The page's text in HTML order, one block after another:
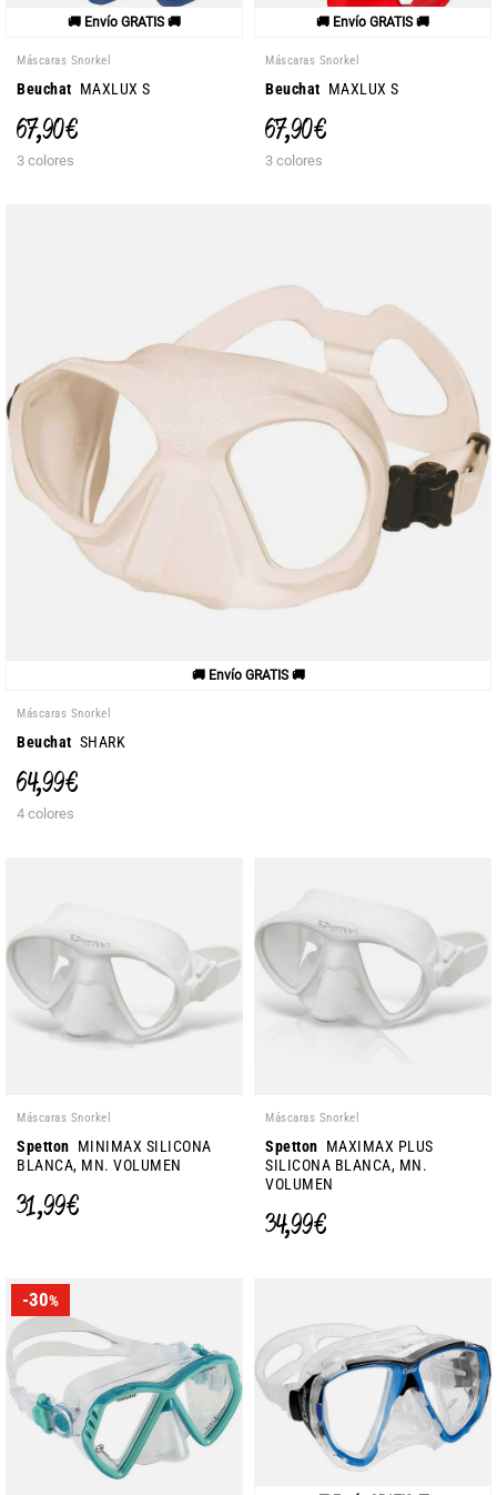
🚚 Envío GRATIS 🚚
Máscaras Snorkel
Beuchat MAXLUX S
67,90 €
3 colores
🚚 Envío GRATIS 🚚
Máscaras Snorkel
Beuchat MAXLUX S
67,90 €
3 colores
🚚 Envío GRATIS 🚚
Máscaras Snorkel
Beuchat SHARK
64,99 €
4 colores
Máscaras Snorkel
Spetton MINIMAX SILICONA
BLANCA, MN. VOLUMEN
31,99 €
Máscaras Snorkel
Spetton MAXIMAX PLUS
SILICONA BLANCA, MN.
VOLUMEN
34,99 €
-30%